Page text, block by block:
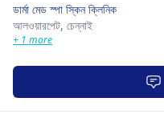
ডার্মা মেড স্পা স্কিন ক্লিনিক
আলওয়ারপেট, চেন্নাই
+ 1 more